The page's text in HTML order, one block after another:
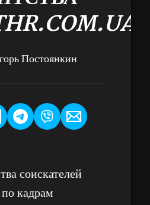
Постоянкин
соискателей
кадрам